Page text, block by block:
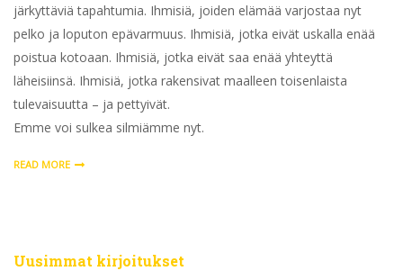
järkyttäviä tapahtumia. Ihmisiä, joiden elämää varjostaa nyt
pelko ja loputon epävarmuus. Ihmisiä, jotka eivät uskalla enää
poistua kotoaan. Ihmisiä, jotka eivät saa enää yhteyttä
läheisiinsä. Ihmisiä, jotka rakensivat maalleen toisenlaista
tulevaisuutta – ja pettyivät.
Emme voi sulkea silmiämme nyt.
READ MORE
Uusimmat kirjoitukset